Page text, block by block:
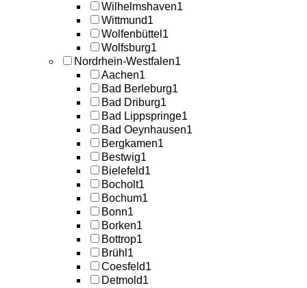
Wilhelmshaven1
Wittmund1
Wolfenbüttel 1
Wolfsburg1
Nordrhein-Westfalen1
Aachen1
Bad Berleburg1
Bad Driburg1
Bad Lippspringe1
Bad Oeynhausen1
Bergkamen1
Bestwig1
Bielefeld1
Bocholt1
Bochum1
Bonn1
Borken1
Bottrop1
Brühl 1
Coesfeld1
Detmold1